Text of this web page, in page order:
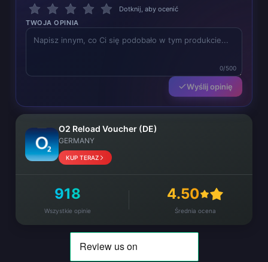
Dotknij, aby ocenić
TWOJA OPINIA
0/500
Wyślij opinię
O2 Reload Voucher (DE)
GERMANY
KUP TERAZ
918
Wszystkie opinie
4.50
Średnia ocena